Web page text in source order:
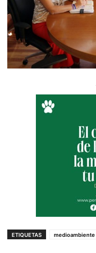
ETIQUETAS medioambiente